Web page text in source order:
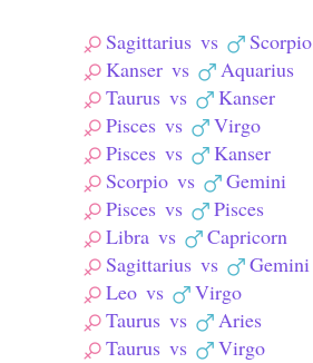
Sagittarius vs
Scorpio
Kanser vs
Aquarius
Taurus vs
Kanser
Pisces vs
Virgo
Pisces vs
Kanser
Scorpio vs
Gemini
Pisces vs
Pisces
Libra vs
Capricorn
Sagittarius vs
Gemini
Leo vs
Virgo
Taurus vs
Aries
Taurus vs Virgo